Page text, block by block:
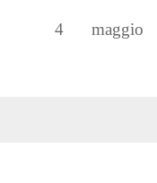
maggio